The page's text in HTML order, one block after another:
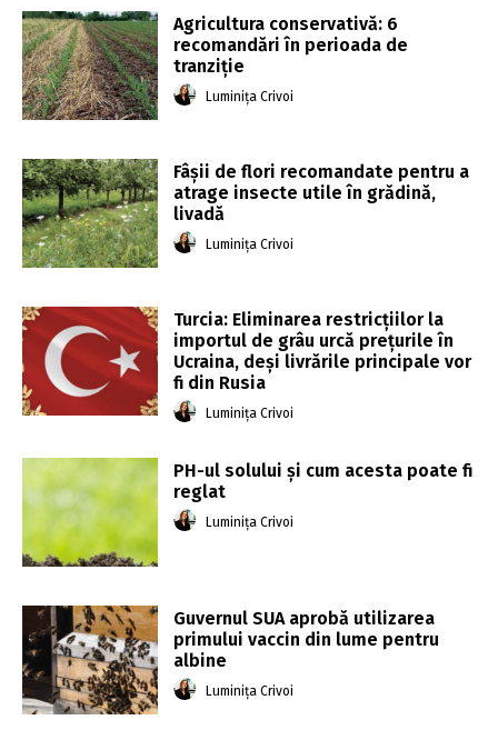
Agricultura conservativă: 6
recomandări în perioada de
tranziție
Luminița Crivoi
Fâșii de flori recomandate pentru a
atrage insecte utile în grădină,
livadă
Luminița Crivoi
Turcia: Eliminarea restricțiilor la
importul de grâu urcă prețurile în
Ucraina, deși livrările principale vor
fi din Rusia
Luminița Crivoi
PH-ul solului și cum acesta poate fi
reglat
Luminița Crivoi
Guvernul SUA aprobă utilizarea
primului vaccin din lume pentru
albine
Luminița Crivoi